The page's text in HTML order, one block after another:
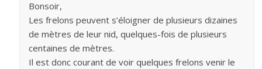
Bonsoir,
Les frelons peuvent s’éloigner de plusieurs dizaines
de mètres de leur nid, quelques-fois de plusieurs
centaines de mètres.
Il est donc courant de voir quelques frelons venir le